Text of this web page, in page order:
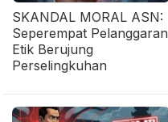
SKANDAL MORAL ASN:
Seperempat Pelanggaran
Etik Berujung
Perselingkuhan